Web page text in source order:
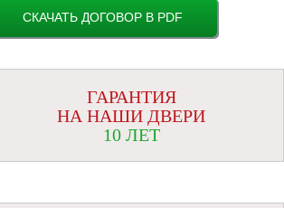
СКАЧАТЬ ДОГОВОР В PDF
ГАРАНТИЯ
НА НАШИ ДВЕРИ
10 ЛЕТ